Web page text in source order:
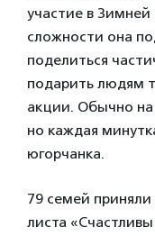
участие в
сложности она
поделиться
подарить людям
акции. Обычно на
но каждая
югорчанка.
79 семей приняли
листа